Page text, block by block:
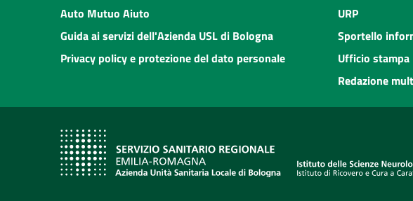
Auto Mutuo Aiuto
Guida ai servizi dell'Azienda USL di Bologna
Privacy policy e protezione del dato personale
URP
Sportello
Ufficio stampa
Redazione